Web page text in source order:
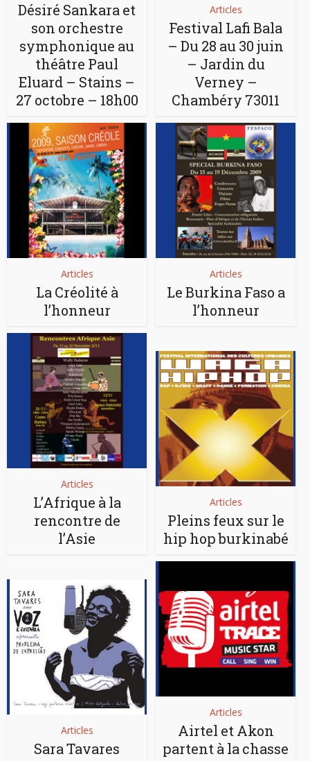
Désiré Sankara et
son orchestre
symphonique au
théâtre Paul
Eluard – Stains –
27 octobre – 18h00
Articles
Festival Lafi Bala
– Du 28 au 30 juin
– Jardin du
Verney –
Chambéry 73011
Articles
La Créolité à
l’honneur
Articles
Le Burkina Faso a
l’honneur
Articles
L’Afrique à la
rencontre de
l’Asie
Articles
Pleins feux sur le
hip hop burkinabé
Articles
Sara Tavares
Articles
Airtel et Akon
partent à la chasse